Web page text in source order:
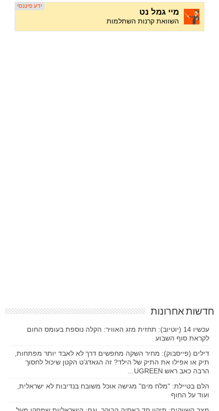
חדשות אחרונות
עכשיו 14 (יוטיוב): תחזית מזג האוויר: הקלה נוספת בעומס החום
לקראת סוף השבוע
דילים (פייסבוק): מחיר השקה מחפשים דרך לא לאבד יותר מפתחות,
תיק או אפילו את התיק של הילד? זה הגאדג’ט הקטן שיכול לחסוך
הרבה כאב ראש UGREEN…
הלם בטיילת: "מלח מים" מגישה אוכל משובח בנדיבות לא ישראלית,
ועוד על החוף